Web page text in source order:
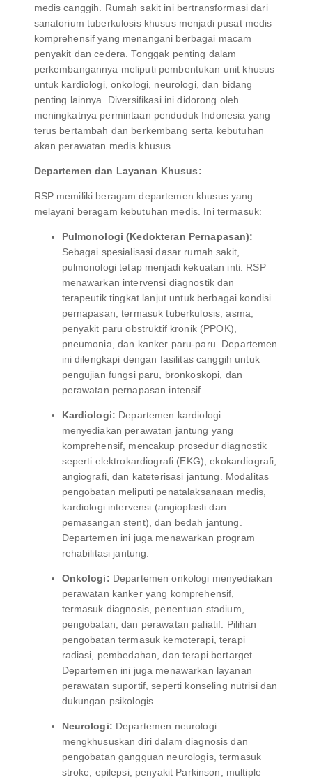
medis canggih. Rumah sakit ini bertransformasi dari
sanatorium tuberkulosis khusus menjadi pusat medis
komprehensif yang menangani berbagai macam
penyakit dan cedera. Tonggak penting dalam
perkembangannya meliputi pembentukan unit khusus
untuk kardiologi, onkologi, neurologi, dan bidang
penting lainnya. Diversifikasi ini didorong oleh
meningkatnya permintaan penduduk Indonesia yang
terus bertambah dan berkembang serta kebutuhan
akan perawatan medis khusus.
Departemen dan Layanan Khusus:
RSP memiliki beragam departemen khusus yang
melayani beragam kebutuhan medis. Ini termasuk:
Pulmonologi (Kedokteran Pernapasan):
Sebagai spesialisasi dasar rumah sakit,
pulmonologi tetap menjadi kekuatan inti. RSP
menawarkan intervensi diagnostik dan
terapeutik tingkat lanjut untuk berbagai kondisi
pernapasan, termasuk tuberkulosis, asma,
penyakit paru obstruktif kronik (PPOK),
pneumonia, dan kanker paru-paru. Departemen
ini dilengkapi dengan fasilitas canggih untuk
pengujian fungsi paru, bronkoskopi, dan
perawatan pernapasan intensif.
Kardiologi: Departemen kardiologi
menyediakan perawatan jantung yang
komprehensif, mencakup prosedur diagnostik
seperti elektrokardiografi (EKG), ekokardiografi,
angiografi, dan kateterisasi jantung. Modalitas
pengobatan meliputi penatalaksanaan medis,
kardiologi intervensi (angioplasti dan
pemasangan stent), dan bedah jantung.
Departemen ini juga menawarkan program
rehabilitasi jantung.
Onkologi: Departemen onkologi menyediakan
perawatan kanker yang komprehensif,
termasuk diagnosis, penentuan stadium,
pengobatan, dan perawatan paliatif. Pilihan
pengobatan termasuk kemoterapi, terapi
radiasi, pembedahan, dan terapi bertarget.
Departemen ini juga menawarkan layanan
perawatan suportif, seperti konseling nutrisi dan
dukungan psikologis.
Neurologi: Departemen neurologi
mengkhususkan diri dalam diagnosis dan
pengobatan gangguan neurologis, termasuk
stroke, epilepsi, penyakit Parkinson, multiple